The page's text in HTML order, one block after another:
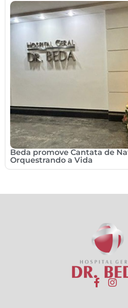
Beda promove Cantata de
Orquestrando a Vida